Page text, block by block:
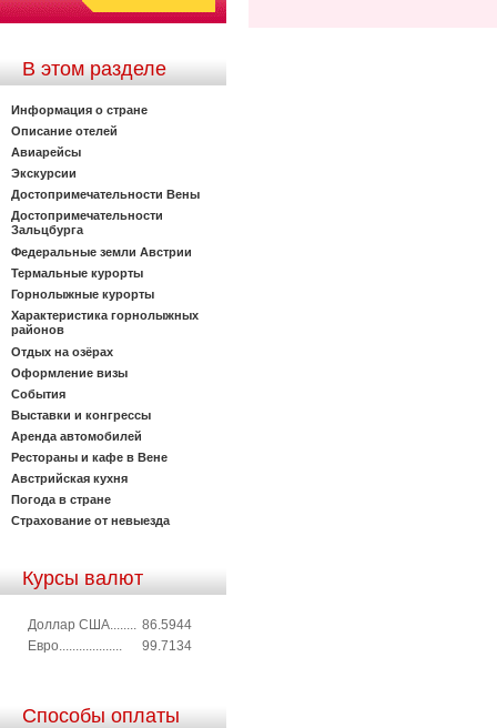
В этом разделе
Информация о стране
Описание отелей
Авиарейсы
Экскурсии
Достопримечательности Вены
Достопримечательности
Зальцбурга
Федеральные земли Австрии
Термальные курорты
Горнолыжные курорты
Характеристика горнолыжных
районов
Отдых на озёрах
Оформление визы
События
Выставки и конгрессы
Аренда автомобилей
Рестораны и кафе в Вене
Австрийская кухня
Погода в стране
Страхование от невыезда
Курсы валют
Доллар США........ 86.5944
Евро...................
99.7134
Способы оплаты